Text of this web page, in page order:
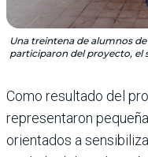
Una treintena de alumnos
participaron del proyecto, el
Como resultado del
representaron
orientados a